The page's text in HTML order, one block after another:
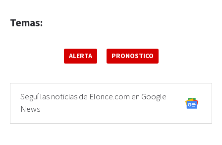
Temas:
ALERTA PRONOSTICO
Seguí las noticias de Elonce.com en Google
News